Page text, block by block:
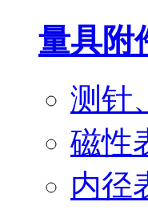
量具附
测针
磁性
内径